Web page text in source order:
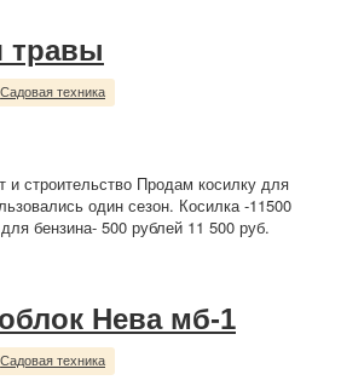
травы
Садовая техника
и строительство Продам косилку для
один сезон. Косилка -11500
бензина- 500 рублей 11 500 руб.
Нева мб-1
Садовая техника